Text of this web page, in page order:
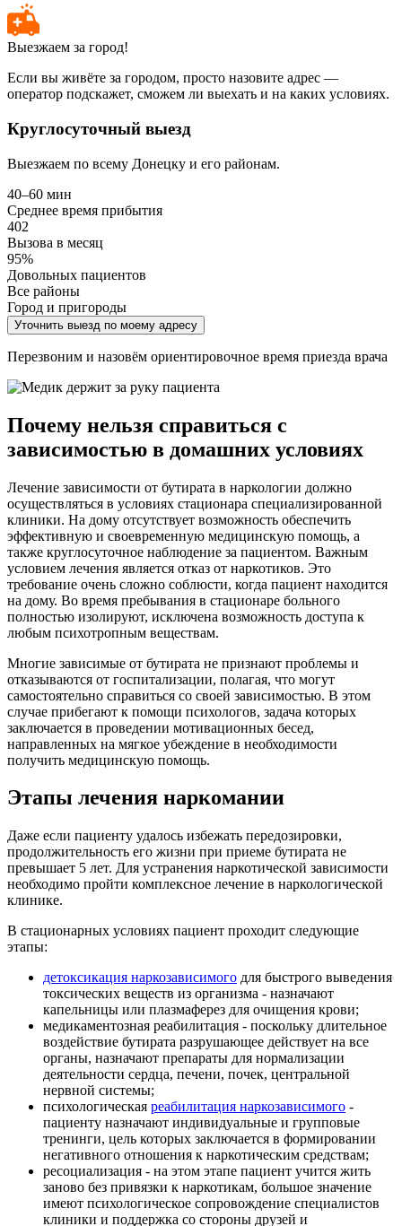
Выезжаем за город!
Если вы живёте за городом, просто назовите адрес —
оператор подскажет, сможем ли выехать и на каких условиях.
Круглосуточный выезд
Выезжаем по всему Донецку и его районам.
40–60 мин
Среднее время прибытия
402
Вызова в месяц
95%
Довольных пациентов
Все районы
Город и пригороды
Уточнить выезд по моему адресу
Перезвоним и назовём ориентировочное время приезда врача
Почему нельзя справиться с
зависимостью в домашних условиях
Лечение зависимости от бутирата в наркологии должно
осуществляться в условиях стационара специализированной
клиники. На дому отсутствует возможность обеспечить
эффективную и своевременную медицинскую помощь, а
также круглосуточное наблюдение за пациентом. Важным
условием лечения является отказ от наркотиков. Это
требование очень сложно соблюсти, когда пациент находится
на дому. Во время пребывания в стационаре больного
полностью изолируют, исключена возможность доступа к
любым психотропным веществам.
Многие зависимые от бутирата не признают проблемы и
отказываются от госпитализации, полагая, что могут
самостоятельно справиться со своей зависимостью. В этом
случае прибегают к помощи психологов, задача которых
заключается в проведении мотивационных бесед,
направленных на мягкое убеждение в необходимости
получить медицинскую помощь.
Этапы лечения наркомании
Даже если пациенту удалось избежать передозировки,
продолжительность его жизни при приеме бутирата не
превышает 5 лет. Для устранения наркотической зависимости
необходимо пройти комплексное лечение в наркологической
клинике.
В стационарных условиях пациент проходит следующие
этапы:
детоксикация наркозависимого для быстрого выведения
токсических веществ из организма - назначают
капельницы или плазмаферез для очищения крови;
медикаментозная реабилитация - поскольку длительное
воздействие бутирата разрушающее действует на все
органы, назначают препараты для нормализации
деятельности сердца, печени, почек, центральной
нервной системы;
психологическая реабилитация наркозависимого -
пациенту назначают индивидуальные и групповые
тренинги, цель которых заключается в формировании
негативного отношения к наркотическим средствам;
ресоциализация - на этом этапе пациент учится жить
заново без привязки к наркотикам, большое значение
имеют психологическое сопровождение специалистов
клиники и поддержка со стороны друзей и